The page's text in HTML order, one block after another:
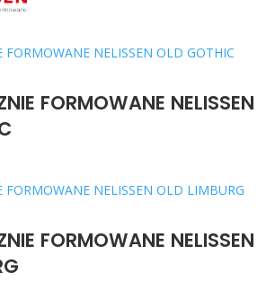
FORMOWANE NELISSEN
FORMOWANE NELISSEN